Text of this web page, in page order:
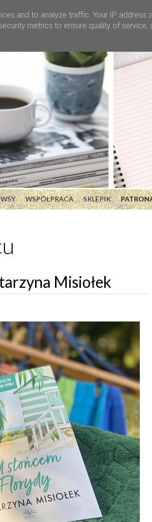
WSPÓŁPRACA SKLEPIK
Misiołek
and to analyze traffic. Your IP address
metrics to ensure quality of service,